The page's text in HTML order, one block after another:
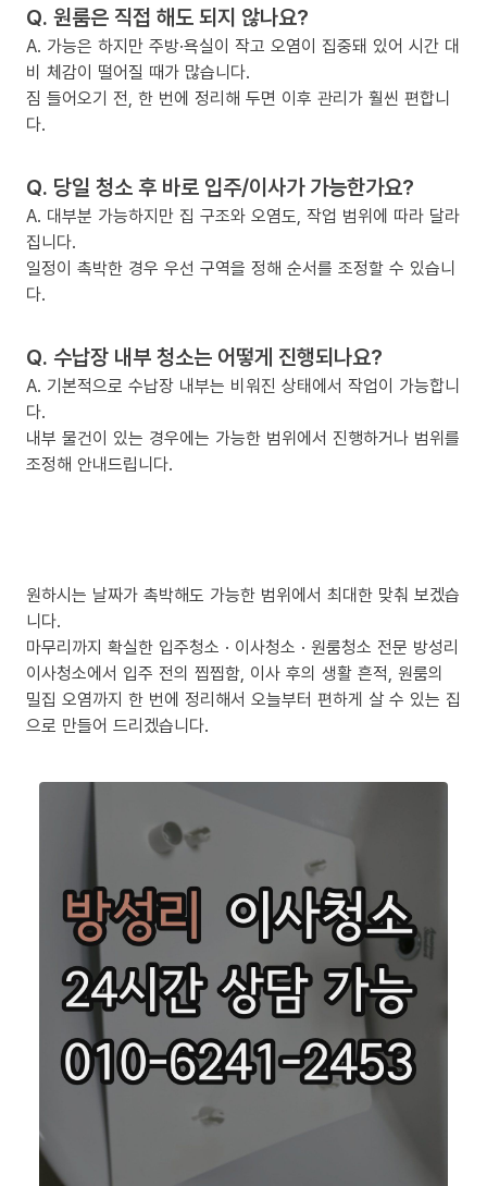
Q. 원룸은 직접 해도 되지 않나요?
A. 가능은 하지만 주방·욕실이 작고 오염이 집중돼 있어 시간 대
비 체감이 떨어질 때가 많습니다.
짐 들어오기 전, 한 번에 정리해 두면 이후 관리가 훨씬 편합니
다.
Q. 당일 청소 후 바로 입주/이사가 가능한가요?
A. 대부분 가능하지만 집 구조와 오염도, 작업 범위에 따라 달라
집니다.
일정이 촉박한 경우 우선 구역을 정해 순서를 조정할 수 있습니
다.
Q. 수납장 내부 청소는 어떻게 진행되나요?
A. 기본적으로 수납장 내부는 비워진 상태에서 작업이 가능합니
다.
내부 물건이 있는 경우에는 가능한 범위에서 진행하거나 범위를
조정해 안내드립니다.
원하시는 날짜가 촉박해도 가능한 범위에서 최대한 맞춰 보겠습
니다.
마무리까지 확실한 입주청소 · 이사청소 · 원룸청소 전문 방성리
이사청소에서 입주 전의 찝찝함, 이사 후의 생활 흔적, 원룸의
밀집 오염까지 한 번에 정리해서 오늘부터 편하게 살 수 있는 집
으로 만들어 드리겠습니다.